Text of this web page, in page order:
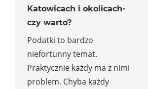
Katowicach i okolicach-
czy warto?
Podatki to bardzo
niefortunny temat.
Praktycznie każdy ma z nimi
problem. Chyba każdy